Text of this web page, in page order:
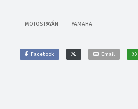
MOTOS PAYÁN YAMAHA
Facebook Email